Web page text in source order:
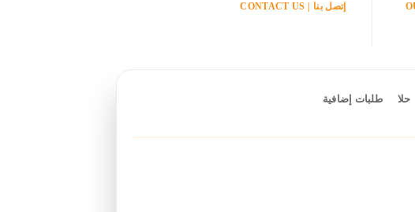
إتصل بنا | CONTACT US
حلا طلبات إضافية